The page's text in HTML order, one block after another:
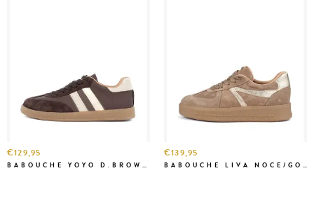
€129,95
BABOUCHE YOYO D.BROWN/D.BEIGE
€139,95
BABOUCHE LIVA NOCE/GOLD